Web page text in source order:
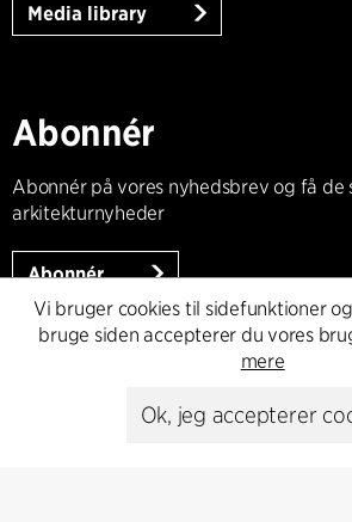
Media library
Abonnér
Abonnér på vores nyhedsbrev og få de
arkitekturnyheder
Abonnér
Vi bruger cookies til sidefunktioner
bruge siden accepterer du vores
mere
Ok, jeg accepterer